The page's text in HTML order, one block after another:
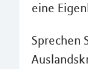
eine
Sprechen